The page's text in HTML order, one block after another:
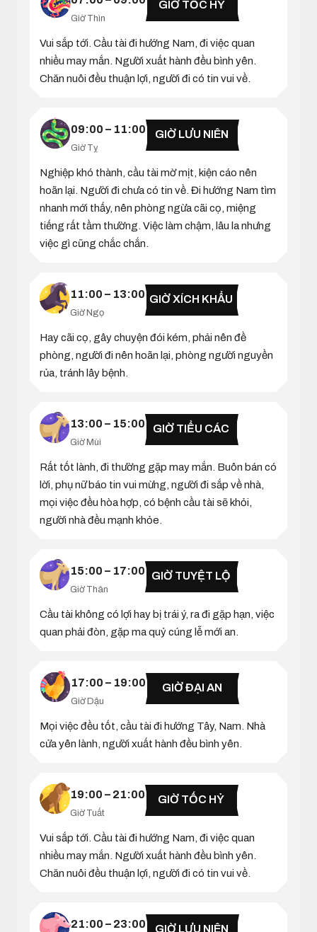
Giờ Thìn
GIỜ TỐC HỶ
Vui sắp tới. Cầu tài đi hướng Nam, đi việc quan
nhiều may mắn. Người xuất hành đều bình yên.
Chăn nuôi đều thuận lợi, người đi có tin vui về.
09:00 – 11:00
Giờ Tỵ
GIỜ LƯU NIÊN
Nghiệp khó thành, cầu tài mờ mịt, kiện cáo nên
hoãn lại. Người đi chưa có tin về. Đi hướng Nam tìm
nhanh mới thấy, nên phòng ngừa cãi cọ, miệng
tiếng rất tầm thường. Việc làm chậm, lâu la nhưng
việc gì cũng chắc chắn.
11:00 – 13:00
Giờ Ngọ
GIỜ XÍCH KHẨU
Hay cãi cọ, gây chuyện đói kém, phải nên đề
phòng, người đi nên hoãn lại, phòng người nguyền
rủa, tránh lây bệnh.
13:00 – 15:00
Giờ Mùi
GIỜ TIỂU CÁC
Rất tốt lành, đi thường gặp may mắn. Buôn bán có
lời, phụ nữ báo tin vui mừng, người đi sắp về nhà,
mọi việc đều hòa hợp, có bệnh cầu tài sẽ khỏi,
người nhà đều mạnh khỏe.
15:00 – 17:00
Giờ Thân
GIỜ TUYỆT LỘ
Cầu tài không có lợi hay bị trái ý, ra đi gặp hạn, việc
quan phải đòn, gặp ma quỷ cúng lễ mới an.
17:00 – 19:00
Giờ Dậu
GIỜ ĐẠI AN
Mọi việc đều tốt, cầu tài đi hướng Tây, Nam. Nhà
cửa yên lành, người xuất hành đều bình yên.
19:00 – 21:00
Giờ Tuất
GIỜ TỐC HỶ
Vui sắp tới. Cầu tài đi hướng Nam, đi việc quan
nhiều may mắn. Người xuất hành đều bình yên.
Chăn nuôi đều thuận lợi, người đi có tin vui về.
21:00 – 23:00 GIỜ LƯU NIÊN